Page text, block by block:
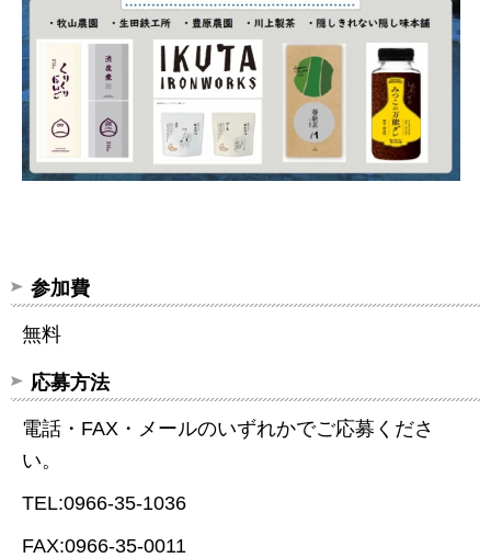
参加費
無料
応募方法
電話・FAX・メールのいずれかでご応募くださ
い。
TEL:0966-35-1036
FAX:0966-35-0011